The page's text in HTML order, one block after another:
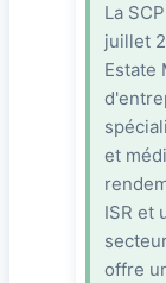
La
juillet
Estate
et
ISR et
offre